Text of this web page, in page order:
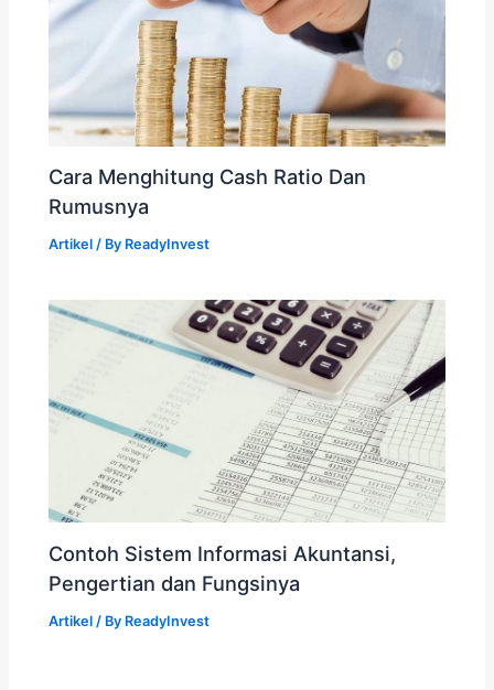
Cara Menghitung Cash Ratio Dan
Rumusnya
Artikel / By ReadyInvest
Contoh Sistem Informasi Akuntansi,
Pengertian dan Fungsinya
Artikel / By ReadyInvest